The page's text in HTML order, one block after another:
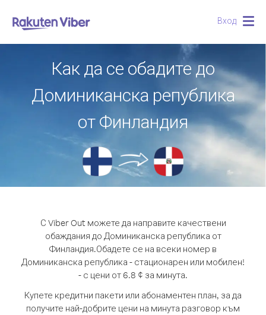
Вход
Как да се обадите до
Доминиканска република
от Финландия
С Viber Out можете да направите качествени
обаждания до Доминиканска република от
Финландия.Обадете се на всеки номер в
Доминиканска република - стационарен или мобилен!
- с цени от 6.8 ¢ за минута.
Купете кредитни пакети или абонаментен план, за да
получите най-добрите цени на минута разговор към